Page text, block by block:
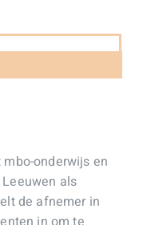
onderwijs en
als
de afnemer in